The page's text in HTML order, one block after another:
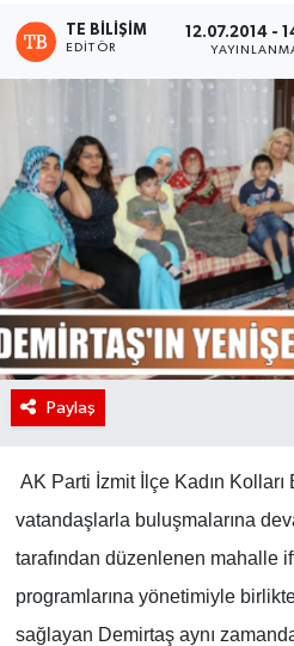
TE BILIŞIM
EDITÖR
12.07.2014 -
Paylaş
AK Parti İzmit İlçe Kadın Kolları
vatandaşlarla buluşmalarına
tarafından düzenlenen mahalle
programlarına yönetimiyle
sağlayan Demirtaş aynı